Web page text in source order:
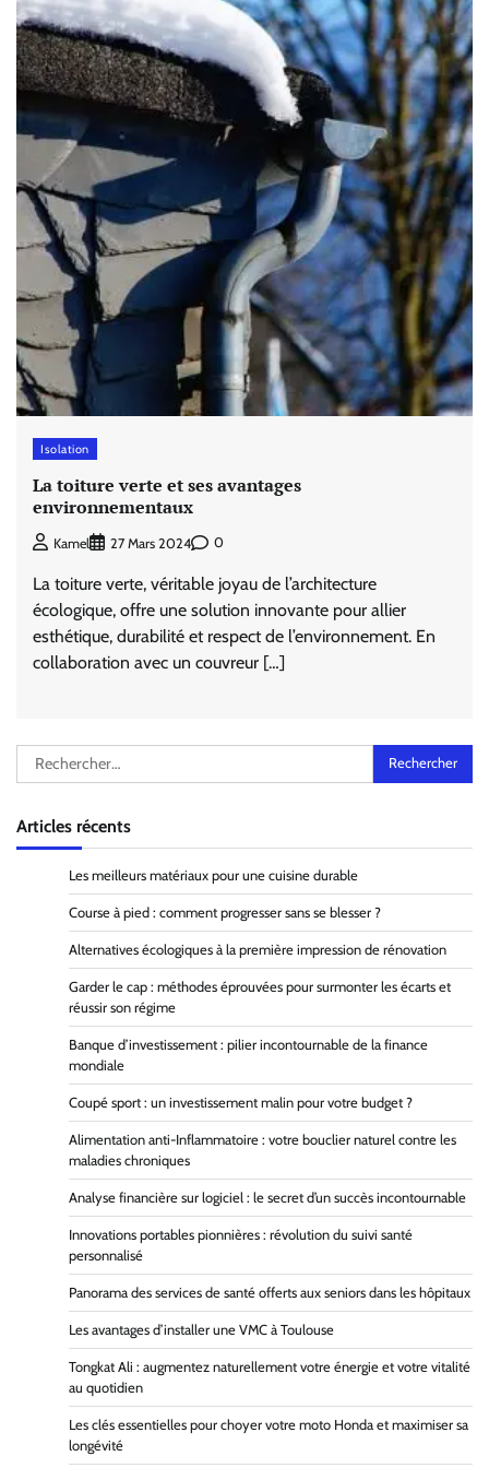
Isolation
La toiture verte et ses avantages
environnementaux
Kamel 27 Mars 2024 0
La toiture verte, véritable joyau de l’architecture
écologique, offre une solution innovante pour allier
esthétique, durabilité et respect de l’environnement. En
collaboration avec un couvreur […]
Rechercher :
Articles récents
Les meilleurs matériaux pour une cuisine durable
Course à pied : comment progresser sans se blesser ?
Alternatives écologiques à la première impression de rénovation
Garder le cap : méthodes éprouvées pour surmonter les écarts et
réussir son régime
Banque d’investissement : pilier incontournable de la finance
mondiale
Coupé sport : un investissement malin pour votre budget ?
Alimentation anti-Inflammatoire : votre bouclier naturel contre les
maladies chroniques
Analyse financière sur logiciel : le secret d’un succès incontournable
Innovations portables pionnières : révolution du suivi santé
personnalisé
Panorama des services de santé offerts aux seniors dans les hôpitaux
Les avantages d’installer une VMC à Toulouse
Tongkat Ali : augmentez naturellement votre énergie et votre vitalité
au quotidien
Les clés essentielles pour choyer votre moto Honda et maximiser sa
longévité